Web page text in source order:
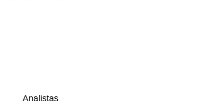
Analistas